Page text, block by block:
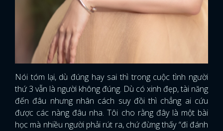
Nói tóm lại, dù đúng hay sai thì trong cuộc tình người
thứ 3 vẫn là người không đúng. Dù có xinh đẹp, tài năng
đến đâu nhưng nhân cách suy đồi thì chẳng ai cứu
được các nàng đâu nha. Tôi cho rằng đây là một bài
học mà nhiều người phải rút ra, chứ đừng thấy “đi đánh